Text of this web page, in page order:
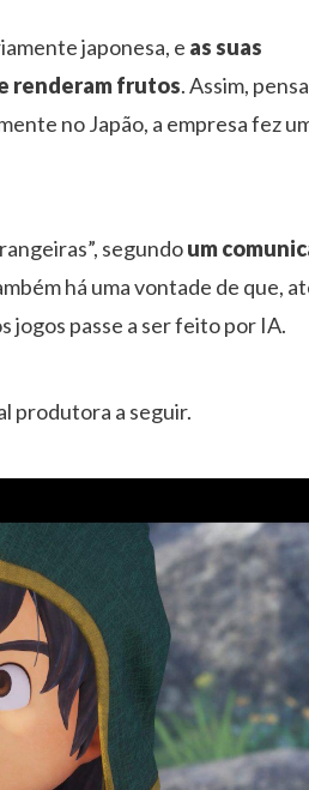
japonesa, e as suas
renderam frutos. Assim,
no Japão, a empresa fez
segundoum
há uma vontade de que,
jogos passe a ser feito por IA.
produtora a seguir.